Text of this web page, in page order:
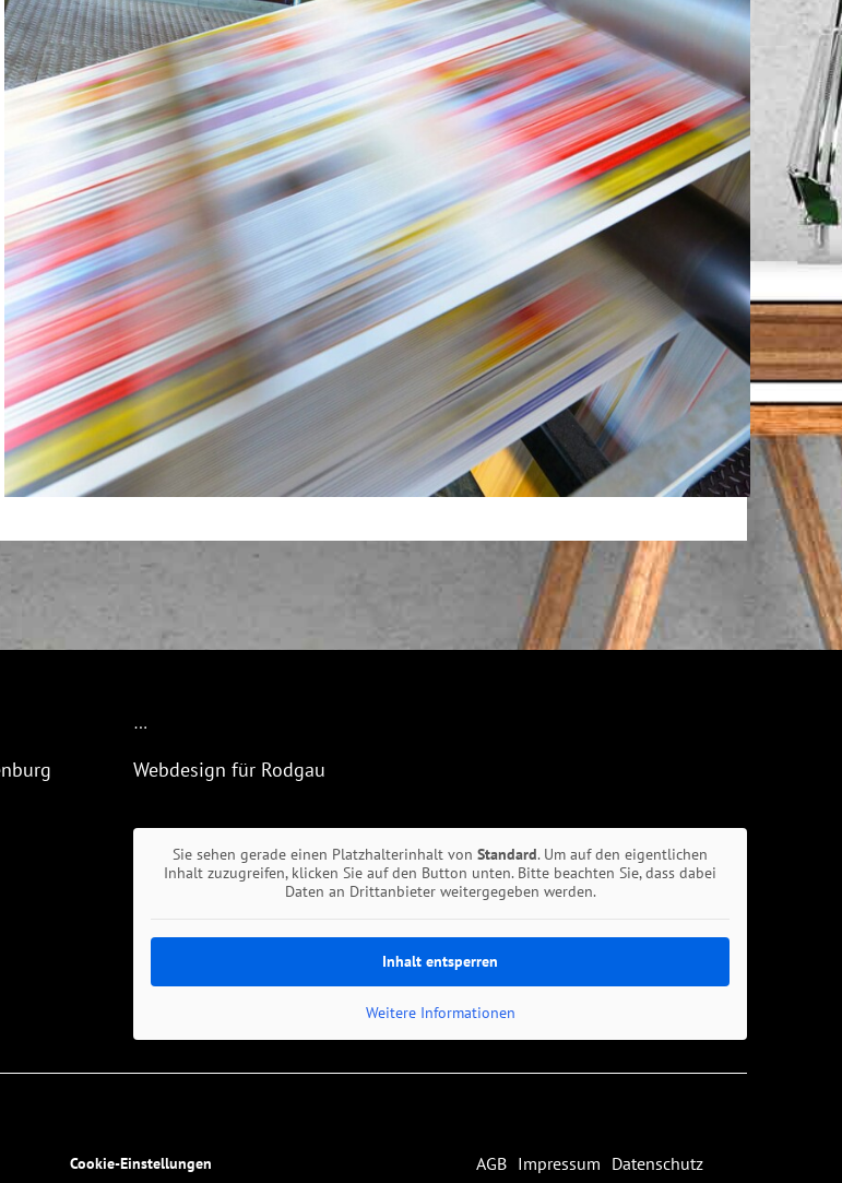
…
Webdesign für Rodgau
Sie sehen gerade einen Platzhalterinhalt vonStandard. Um auf den eigentlichen
Inhalt zuzugreifen, klicken Sie auf den Button unten. Bitte beachten Sie, dass dabei
Daten an Drittanbieter weitergegeben werden.
Inhalt entsperren
Weitere Informationen
Cookie-Einstellungen AGB Impressum Datenschutz